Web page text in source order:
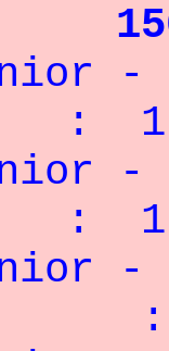
-
: 1
-
1
-
: